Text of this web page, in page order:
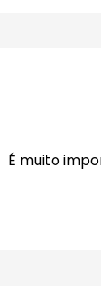
É muito